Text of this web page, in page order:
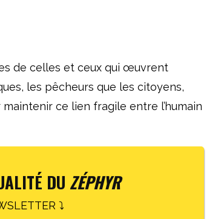
de celles et ceux qui œuvrent
les pêcheurs que les citoyens,
ce lien fragile entre l’humain
DU ZÉPHYR
⤵